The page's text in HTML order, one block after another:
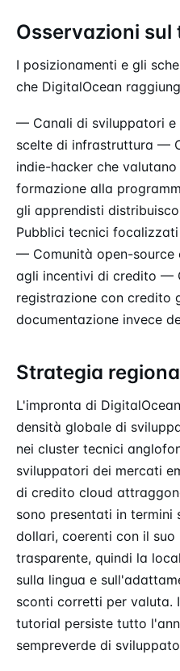
Osservazioni sul
I posizionamenti e gli
che DigitalOcean
— Canali di sviluppatori e
scelte di infrastruttura —
indie-hacker che
formazione alla
gli apprendisti
Pubblici tecnici focalizzati
— Comunità open-source
agli incentivi di credito —
registrazione con credito
documentazione invece
Strategia
L'impronta di
densità globale di
nei cluster tecnici
sviluppatori dei mercati
di credito cloud
sono presentati in termini
dollari, coerenti con il
trasparente, quindi la
sulla lingua e
sconti corretti per valuta.
tutorial persiste tutto
sempreverde di